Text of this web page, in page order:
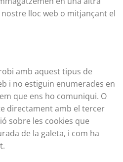
lloc web o mitjançant el
amb aquest tipus de
i no estiguin enumerades en
que ens ho comuniqui. O
directament amb el tercer
sobre les cookies que
de la galeta, i com ha